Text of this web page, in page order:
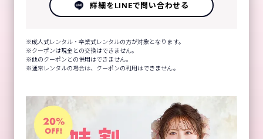
詳細をLINEで問い合わせる
成人式レンタル・卒業式レンタルの方が対象となります。
クーポンは現金との交換はできません。
他のクーポンとの併用はできません。
通常レンタルの場合は、クーポンの利用はできません。